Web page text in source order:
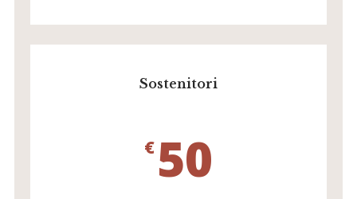
Sostenitori
€ 50